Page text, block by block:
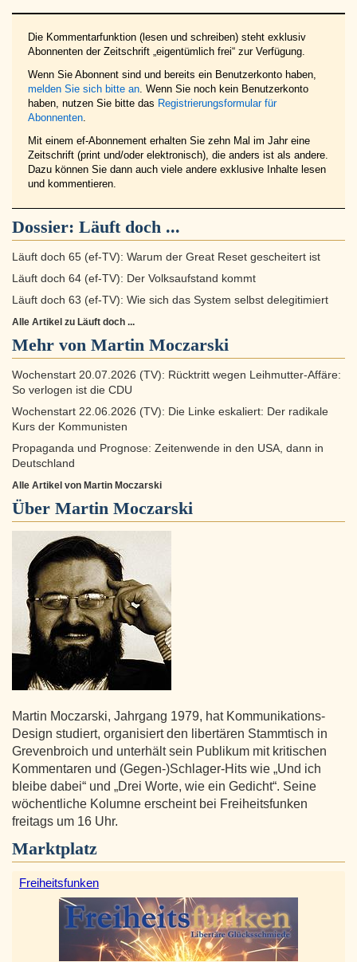
Die Kommentarfunktion (lesen und schreiben) steht exklusiv
Abonnenten der Zeitschrift „eigentümlich frei“ zur Verfügung.
Wenn Sie Abonnent sind und bereits ein Benutzerkonto haben,
melden Sie sich bitte an. Wenn Sie noch kein Benutzerkonto
haben, nutzen Sie bitte das Registrierungsformular für
Abonnenten.
Mit einem ef-Abonnement erhalten Sie zehn Mal im Jahr eine
Zeitschrift (print und/oder elektronisch), die anders ist als andere.
Dazu können Sie dann auch viele andere exklusive Inhalte lesen
und kommentieren.
Dossier: Läuft doch ...
Läuft doch 65 (ef-TV): Warum der Great Reset gescheitert ist
Läuft doch 64 (ef-TV): Der Volksaufstand kommt
Läuft doch 63 (ef-TV): Wie sich das System selbst delegitimiert
Alle Artikel zu Läuft doch ...
Mehr von Martin Moczarski
Wochenstart 20.07.2026 (TV): Rücktritt wegen Leihmutter-Affäre:
So verlogen ist die CDU
Wochenstart 22.06.2026 (TV): Die Linke eskaliert: Der radikale
Kurs der Kommunisten
Propaganda und Prognose: Zeitenwende in den USA, dann in
Deutschland
Alle Artikel von Martin Moczarski
Über Martin Moczarski
Martin Moczarski, Jahrgang 1979, hat Kommunikations-
Design studiert, organisiert den libertären Stammtisch in
Grevenbroich und unterhält sein Publikum mit kritischen
Kommentaren und (Gegen-)Schlager-Hits wie „Und ich
bleibe dabei“ und „Drei Worte, wie ein Gedicht“. Seine
wöchentliche Kolumne erscheint bei Freiheitsfunken
freitags um 16 Uhr.
Marktplatz
Freiheitsfunken